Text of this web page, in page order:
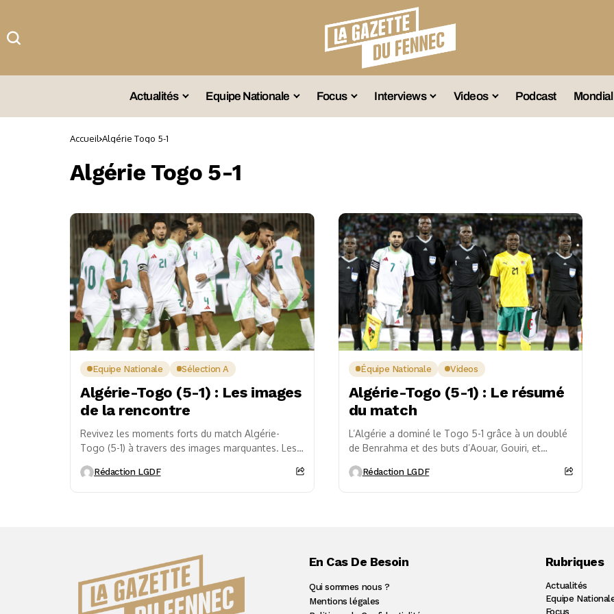
Actualités
A La Une
Championnat
Omnisports
Agenda
Equipe Nationale
Sélections Diverses
Focus
Vintage
Interviews
Vu Ailleurs
Videos
Foot Algérien
En Vrac
Podcast Mondial
Accueil Algérie Togo 5-1
Algérie Togo 5-1
Equipe Nationale Sélection A
Algérie-Togo (5-1) : Les images
de la rencontre
Revivez les moments forts du match Algérie-
Togo (5-1) à travers des images marquantes. Les
autant de...
Rédaction LGDF
Équipe Nationale Videos
Algérie-Togo (5-1) : Le résumé
du match
L’Algérie a dominé le Togo 5-1 grâce à un doublé
de Benrahma et des buts d’Aouar, Gouiri, et
Rédaction LGDF
En Cas De Besoin
Qui sommes nous ?
Mentions légales
Rubriques
Actualités
Equipe
Focus